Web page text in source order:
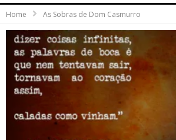
Home As Sobras de Dom Casmurro